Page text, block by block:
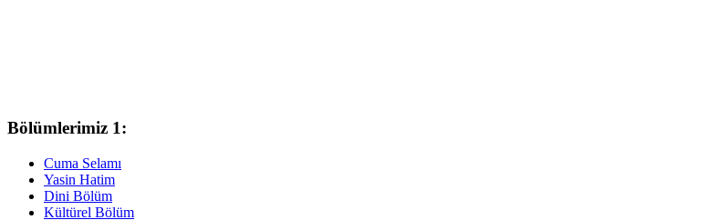
Bölümlerimiz 1:
Cuma Selamı
Yasin Hatim
Dini Bölüm
Kültürel Bölüm